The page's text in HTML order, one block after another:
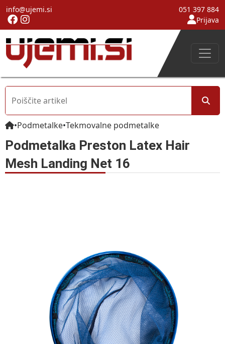
info@ujemi.si
051 397 884
Prijava
•Podmetalke•Tekmovalne podmetalke
Podmetalka Preston Latex Hair
Mesh Landing Net 16